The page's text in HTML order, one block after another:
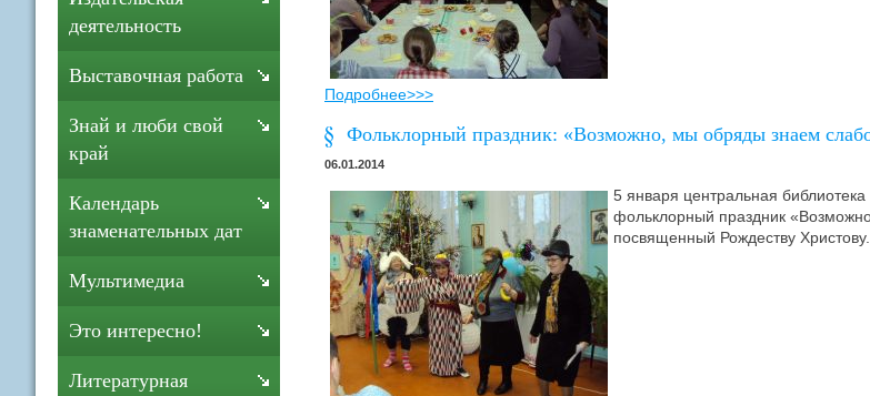
Подробнее>>>
Фольклорный праздник: «Возможно, мы обряды знаем
06.01.2014
5 января центральная библиотека
фольклорный праздник
посвященный Рождеству Христову.
деятельность
Выставочная работа
Знай и люби свой
край
Календарь
знаменательных дат
Мультимедиа
Это интересно!
Литературная